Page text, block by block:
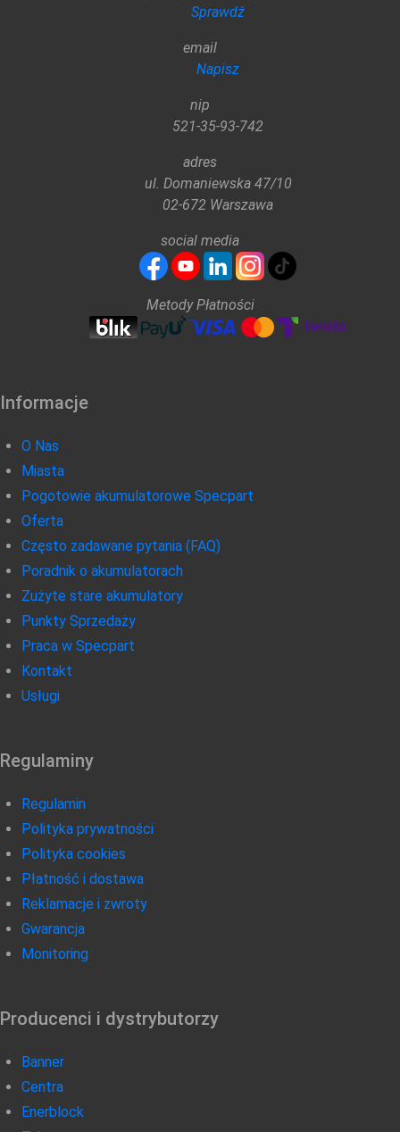
Sprawdź
email
Napisz
nip
521-35-93-742
adres
ul. Domaniewska 47/10
02-672 Warszawa
social media
Metody Płatności
Informacje
O Nas
Miasta
Pogotowie akumulatorowe Specpart
Oferta
Często zadawane pytania (FAQ)
Poradnik o akumulatorach
Zużyte stare akumulatory
Punkty Sprzedaży
Praca w Specpart
Kontakt
Usługi
Regulaminy
Regulamin
Polityka prywatności
Polityka cookies
Płatność i dostawa
Reklamacje i zwroty
Gwarancja
Monitoring
Producenci i dystrybutorzy
Banner
Centra
Enerblock